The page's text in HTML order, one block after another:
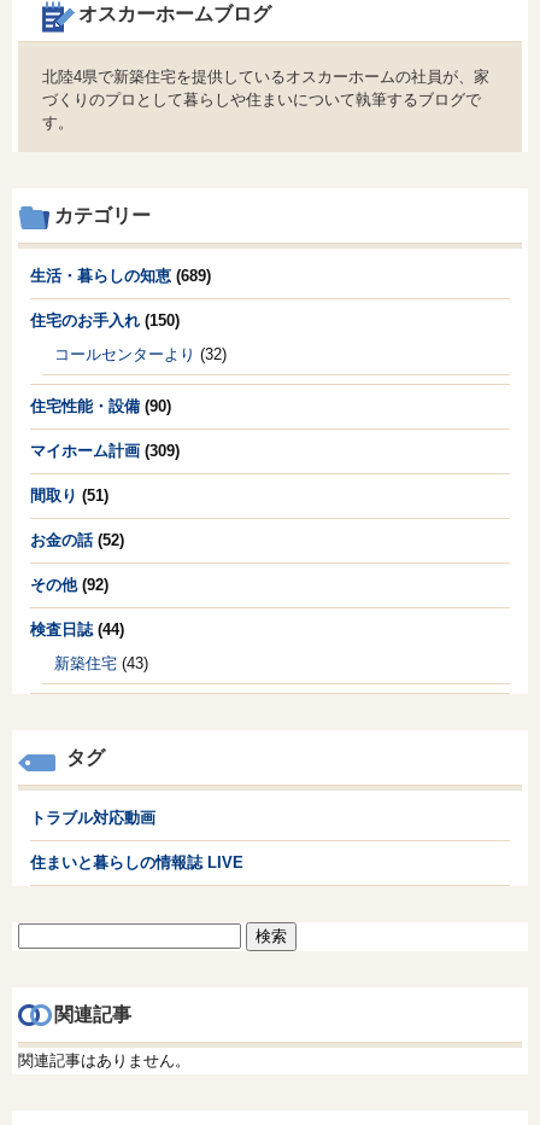
オスカーホームブログ
北陸4県で新築住宅を提供しているオスカーホームの社員が、家
づくりのプロとして暮らしや住まいについて執筆するブログで
す。
カテゴリー
生活・暮らしの知恵 (689)
住宅のお手入れ (150)
コールセンターより (32)
住宅性能・設備 (90)
マイホーム計画 (309)
間取り (51)
お金の話(52)
その他(92)
検査日誌 (44)
新築住宅 (43)
タグ
トラブル対応動画
住まいと暮らしの情報誌 LIVE
索:
関連記事
関連記事はありません。